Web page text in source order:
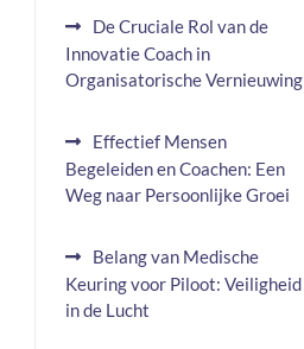
De Cruciale Rol van de
Innovatie Coach in
Organisatorische Vernieuwing
Effectief Mensen
Begeleiden en Coachen: Een
Weg naar Persoonlijke Groei
Belang van Medische
Keuring voor Piloot: Veiligheid
in de Lucht